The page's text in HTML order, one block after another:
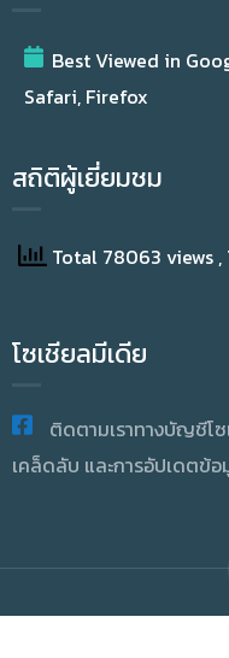
Best Viewed in
Safari, Firefox
สถิติผู้เยี่ยมชม
Total 78063 views ,
โซเชียลมีเดีย
ติดตามเราทางบัญชีโ
เคล็ดลับ และการอัปเดตข้